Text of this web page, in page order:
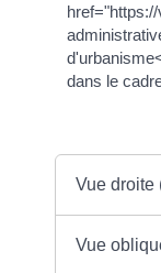
dans le
Vue droite
Vue